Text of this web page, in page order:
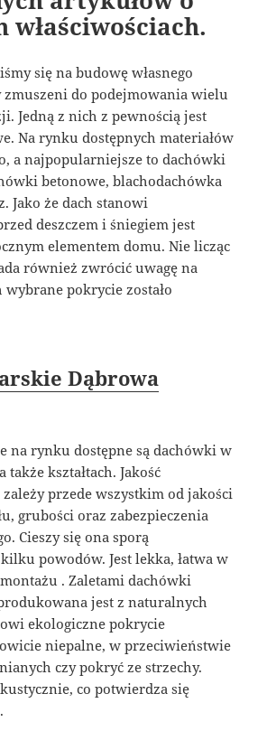
właściwościach.
się na budowę własnego
zmuszeni do podejmowania wielu
Jedną z nich z pewnością jest
Na rynku dostępnych materiałów
a najpopularniejsze to dachówki
betonowe, blachodachówka
Jako że dach stanowi
deszczem i śniegiem jest
elementem domu. Nie licząc
również zwrócić uwagę na
pokrycie zostało
Dąbrowa
na rynku dostępne są dachówki w
kształtach. Jakość
przede wszystkim od jakości
grubości oraz zabezpieczenia
Cieszy się ona sporą
powodów. Jest lekka, łatwa w
. Zaletami dachówki
jest z naturalnych
ekologiczne pokrycie
niepalne, w przeciwieństwie
czy pokryć ze strzechy.
co potwierdza się